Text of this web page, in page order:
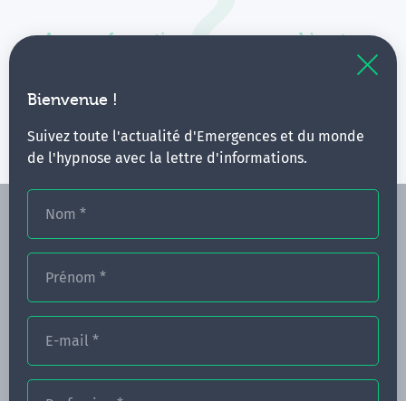
Bienvenue !
Suivez toute l'actualité d'Emergences et du monde
de l'hypnose avec la lettre d'informations.
Nom *
Prénom *
E-mail *
Aucune formation ne correspond à votre
Vous pouvez renouveler votre requête en élargissant
FORMATIONS
NOS FORMATEURS